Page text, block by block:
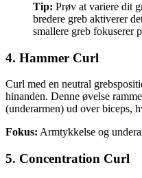
Tip: Prøv at variere dit
bredere greb aktiverer
smallere greb fokuserer
4. Hammer Curl
Curl med en neutral
hinanden. Denne øvelse
(underarmen) ud over biceps,
Fokus: Armtykkelse og
5. Concentration Curl